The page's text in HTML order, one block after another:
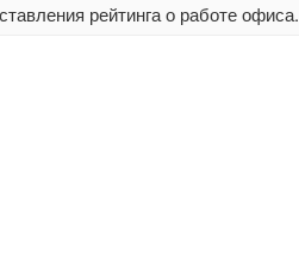
рейтинга о работе офиса.